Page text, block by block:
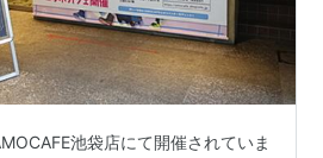
池袋店にて開催されていま